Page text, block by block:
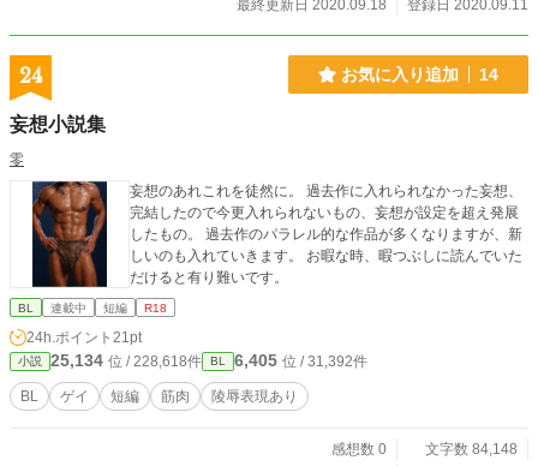
最終更新日 2020.09.18 登録日 2020.09.11
24 お気に入り追加 14
妄想小説集
零
妄想のあれこれを徒然に。 過去作に入れられなかった妄想、
完結したので今更入れられないもの、妄想が設定を超え発展
したもの。 過去作のパラレル的な作品が多くなりますが、新
しいのも入れていきます。 お暇な時、暇つぶしに読んでいた
だけると有り難いです。
BL 連載中 短編 R18
24h.ポイント 21pt
小説 25,134 位 / 228,618件 BL 6,405 位 / 31,392件
BL ゲイ 短編 筋肉 陵辱表現あり
感想数 0
文字数 84,148